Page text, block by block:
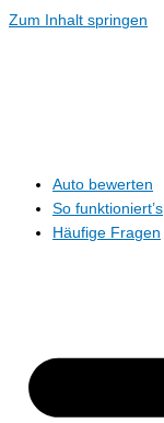
Zum Inhalt springen
Auto bewerten
So funktioniert’s
Häufige Fragen